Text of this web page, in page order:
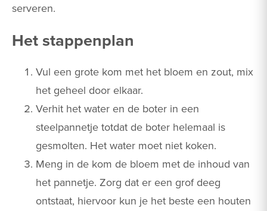
serveren.
Het stappenplan
Vul een grote kom met het bloem en zout, mix
het geheel door elkaar.
Verhit het water en de boter in een
steelpannetje totdat de boter helemaal is
gesmolten. Het water moet niet koken.
Meng in de kom de bloem met de inhoud van
het pannetje. Zorg dat er een grof deeg
ontstaat, hiervoor kun je het beste een houten